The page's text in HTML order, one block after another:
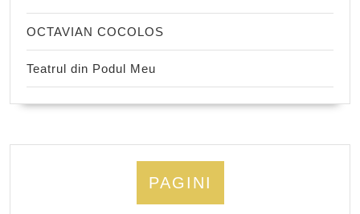
OCTAVIAN COCOLOS
Teatrul din Podul Meu
PAGINI